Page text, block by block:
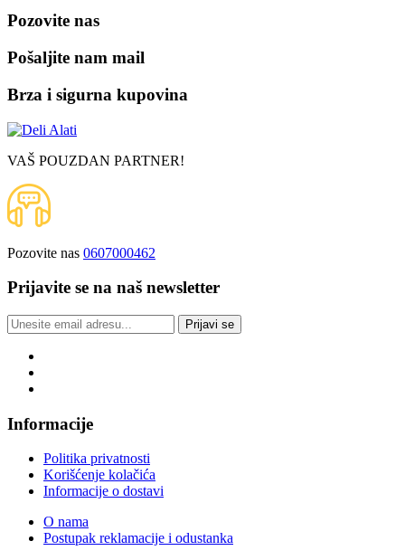
Pozovite nas
Pošaljite nam mail
Brza i sigurna kupovina
VAŠ POUZDAN PARTNER!
Pozovite nas 0607000462
Prijavite se na naš newsletter
Prijavi se
Informacije
Politika privatnosti
Korišćenje kolačića
Informacije o dostavi
O nama
Postupak reklamacije i odustanka